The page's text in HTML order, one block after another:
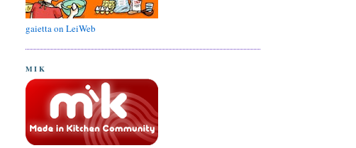
gaietta on LeiWeb
MIK